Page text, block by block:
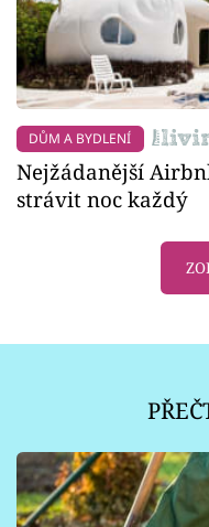
DŮM A BYDLENÍ
Nejžádanější
strávit noc každý